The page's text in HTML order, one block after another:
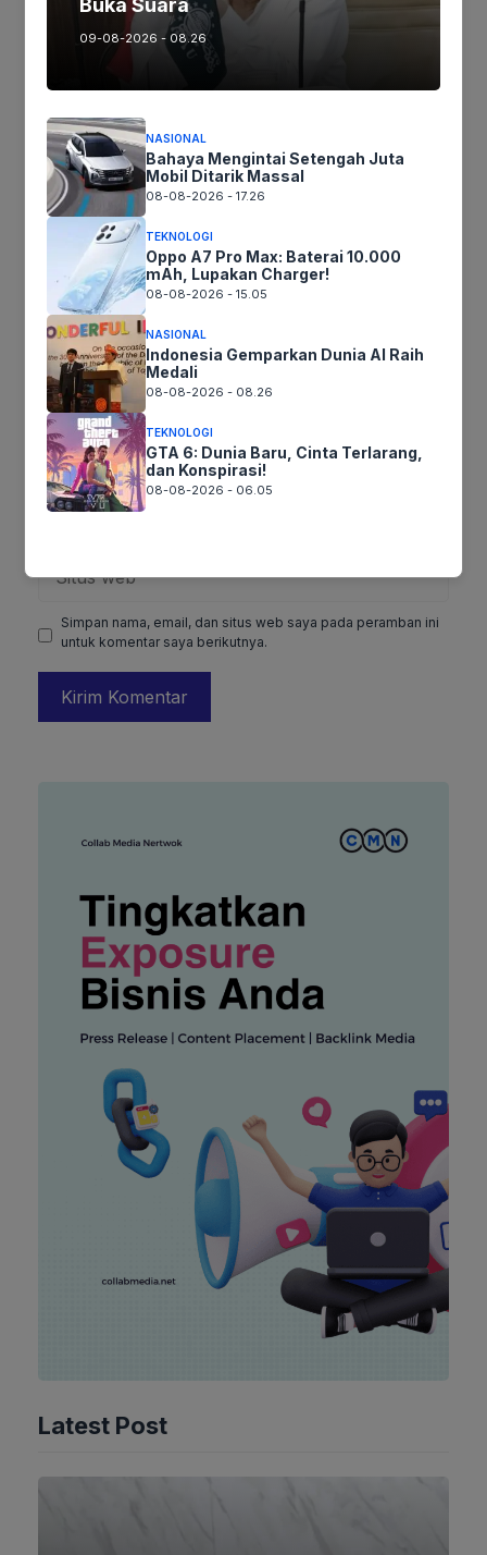
Tinggalkan komentar
Komentar
Nama
Surel
web
Simpan nama, email, dan situs web saya pada peramban ini
untuk komentar saya berikutnya.
Latest Post
Buka Suara
09-08-2026 - 08.26
NASIONAL
Bahaya Mengintai Setengah Juta
Mobil Ditarik Massal
08-08-2026 - 17.26
TEKNOLOGI
Oppo A7 Pro Max: Baterai 10.000
mAh, Lupakan Charger!
08-08-2026 - 15.05
NASIONAL
Indonesia Gemparkan Dunia AI Raih
Medali
08-08-2026 - 08.26
TEKNOLOGI
GTA 6: Dunia Baru, Cinta Terlarang,
dan Konspirasi!
08-08-2026 - 06.05